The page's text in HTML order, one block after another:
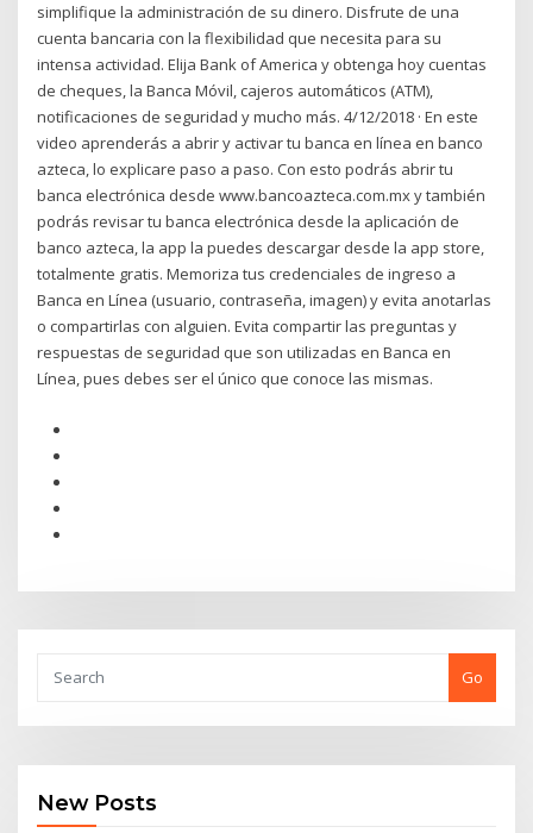
simplifique la administración de su dinero. Disfrute de una
cuenta bancaria con la flexibilidad que necesita para su
intensa actividad. Elija Bank of America y obtenga hoy cuentas
de cheques, la Banca Móvil, cajeros automáticos (ATM),
notificaciones de seguridad y mucho más. 4/12/2018 · En este
video aprenderás a abrir y activar tu banca en línea en banco
azteca, lo explicare paso a paso. Con esto podrás abrir tu
banca electrónica desde www.bancoazteca.com.mx y también
podrás revisar tu banca electrónica desde la aplicación de
banco azteca, la app la puedes descargar desde la app store,
totalmente gratis. Memoriza tus credenciales de ingreso a
Banca en Línea (usuario, contraseña, imagen) y evita anotarlas
o compartirlas con alguien. Evita compartir las preguntas y
respuestas de seguridad que son utilizadas en Banca en
Línea, pues debes ser el único que conoce las mismas.
Go
New Posts